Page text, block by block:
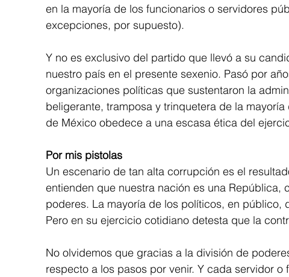
en la mayoría de los funcionarios o servidores
excepciones, por supuesto).
Y no es exclusivo del partido que llevó a su
nuestro país en el presente sexenio. Pasó por
organizaciones políticas que sustentaron la
beligerante, tramposa y trinquetera de la
de México obedece a una escasa ética del
Por mis pistolas
Un escenario de tan alta corrupción es el
entienden que nuestra nación es una
poderes. La mayoría de los políticos, en
Pero en su ejercicio cotidiano detesta que la
No olvidemos que gracias a la división de
respecto a los pasos por venir. Y cada servidor